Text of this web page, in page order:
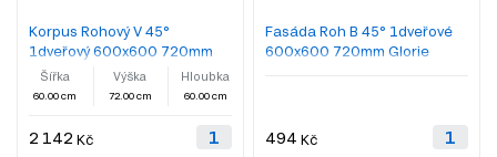
Korpus Rohový V 45°
1dveřový 600x600 720mm
Šířka
60.00 cm
Výška
72.00 cm
Hloubka
60.00 cm
2 142 Kč
Fasáda Roh B 45° 1dveřové
600x600 720mm Glorie
494 Kč